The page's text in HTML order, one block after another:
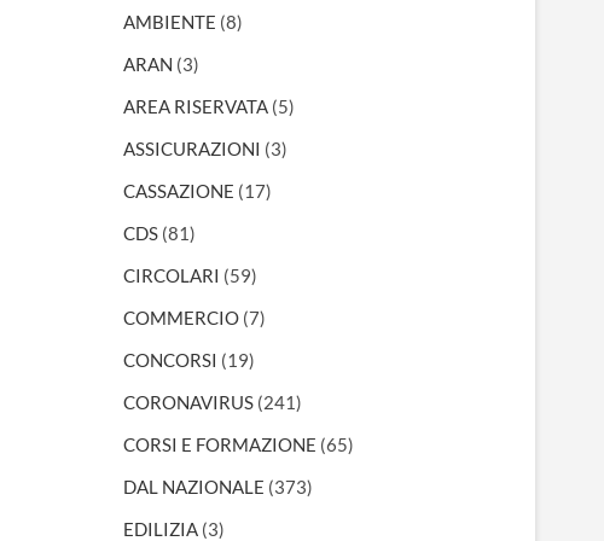
AMBIENTE (8)
ARAN (3)
AREA RISERVATA (5)
ASSICURAZIONI (3)
CASSAZIONE (17)
CDS (81)
CIRCOLARI (59)
COMMERCIO (7)
CONCORSI (19)
CORONAVIRUS (241)
CORSI E FORMAZIONE (65)
DAL NAZIONALE (373)
EDILIZIA (3)